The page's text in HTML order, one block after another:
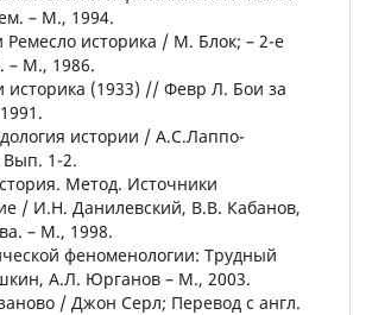
– М., 1994.
историка / М. Блок; – 2-е
– М., 1986.
историка (1933) // Февр Л. Бои за
истории / А.С.Лаппо-
Вып. 1-2.
Метод. Источники
/ И.Н. Данилевский, В.В. Кабанов,
– М., 1998.
феноменологии: Трудный
А.Л. Юрганов – М., 2003.
/ Джон Серл; Перевод с англ.